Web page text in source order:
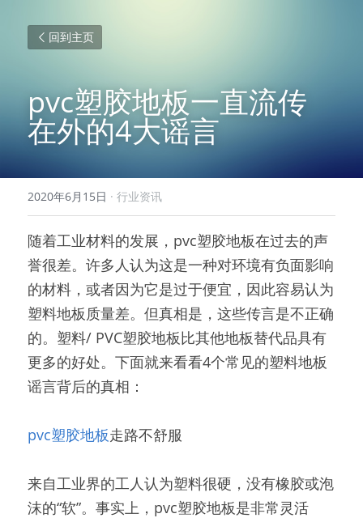
回到主页
pvc塑胶地板一直流传
在外的4大谣言
2020年6月15日 · 行业资讯
随着工业材料的发展，pvc塑胶地板在过去的声
誉很差。许多人认为这是一种对环境有负面影响
的材料，或者因为它是过于便宜，因此容易认为
塑料地板质量差。但真相是，这些传言是不正确
的。塑料/ PVC塑胶地板比其他地板替代品具有
更多的好处。下面就来看看4个常见的塑料地板
谣言背后的真相：
pvc塑胶地板走路不舒服
来自工业界的工人认为塑料很硬，没有橡胶或泡
沫的“软”。事实上，pvc塑胶地板是非常灵活